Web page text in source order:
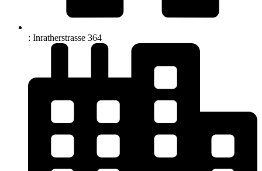
: Inratherstrasse 364